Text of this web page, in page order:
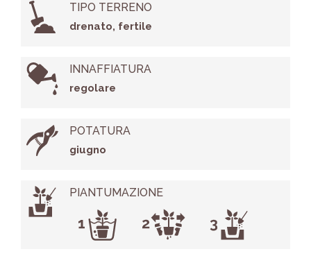
TIPO TERRENO
drenato, fertile
INNAFFIATURA
regolare
POTATURA
giugno
PIANTUMAZIONE